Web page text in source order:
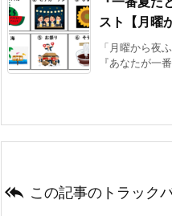
スト【月曜
「月曜から夜
『あなたが一
 この記事のトラック